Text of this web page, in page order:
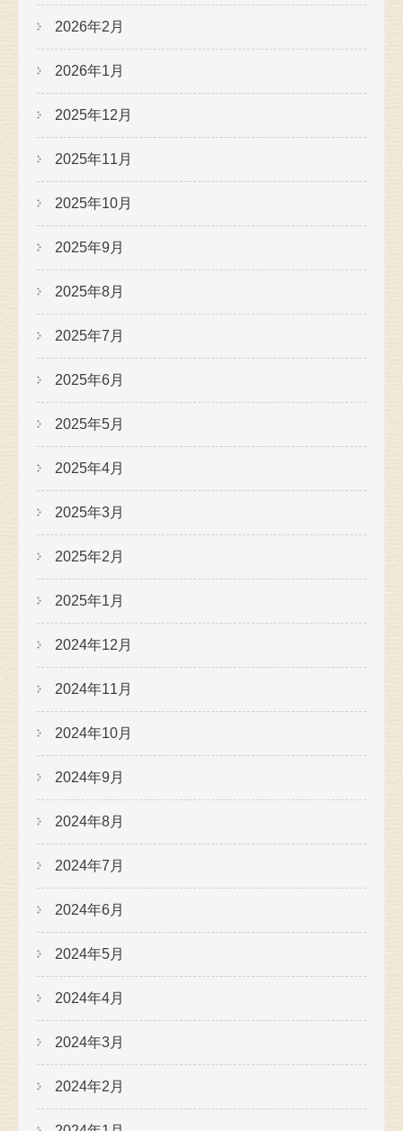
2026年2月
2026年1月
2025年12月
2025年11月
2025年10月
2025年9月
2025年8月
2025年7月
2025年6月
2025年5月
2025年4月
2025年3月
2025年2月
2025年1月
2024年12月
2024年11月
2024年10月
2024年9月
2024年8月
2024年7月
2024年6月
2024年5月
2024年4月
2024年3月
2024年2月